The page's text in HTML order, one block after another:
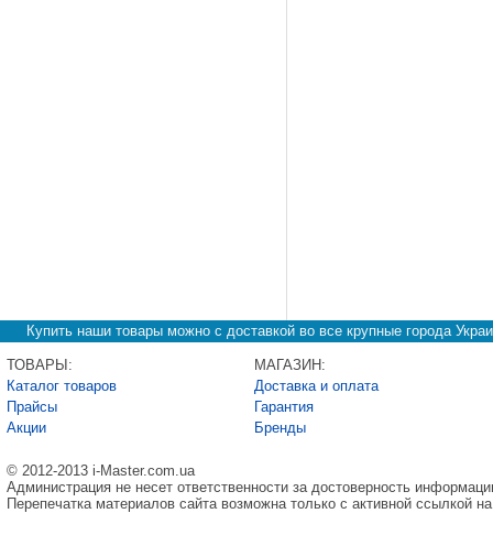
Купить наши товары можно с доставкой во все крупные города
ТОВАРЫ:
Каталог товаров
Прайсы
Акции
МАГАЗИН:
Доставка и оплата
Гарантия
Бренды
© 2012-2013 i-Master.com.ua
Администрация не несет ответственности за достоверность
Перепечатка материалов сайта возможна только с активной ссылкой